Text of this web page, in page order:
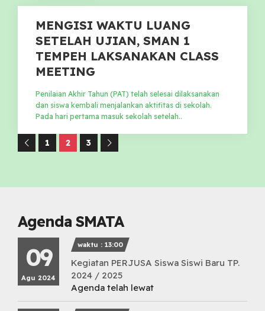
MENGISI WAKTU LUANG
SETELAH UJIAN, SMAN 1
TEMPEH LAKSANAKAN CLASS
MEETING
Penilaian Akhir Tahun (PAT) telah selesai dilaksanakan
dan siswa kembali menjalankan aktifitas di sekolah.
Pada hari pertama masuk sekolah setelah..
1 2 3
Agenda SMATA
09
Agu 2024
waktu : 13:00
Kegiatan PERJUSA Siswa Siswi Baru TP.
2024 / 2025
Agenda telah lewat